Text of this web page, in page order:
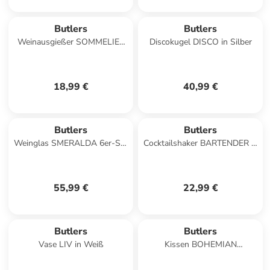
Butlers
Weinausgießer SOMMELIER
18,99 €
Butlers
Discokugel DISCO in Silber
40,99 €
Butlers
Weinglas SMERALDA 6er-Set
55,99 €
Butlers
Cocktailshaker BARTENDER in
22,99 €
Butlers
Vase LIV in Weiß
Butlers
Kissen BOHEMIAN